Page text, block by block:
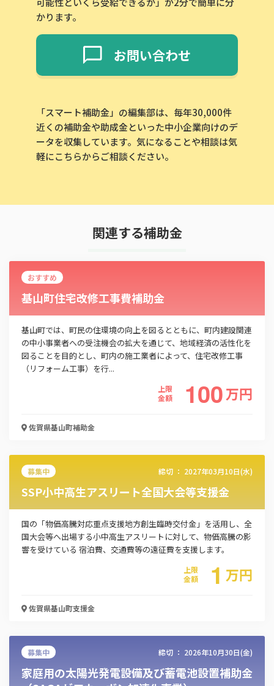
かります。
お問い合わせ
「スマート補助金」の編集部は、毎年30,000件
近くの補助金や助成金といった中小企業向けのデ
ータを収集しています。気になることや相談は気
軽にこちらからご相談ください。
関連する補助金
おすすめ
基山町住宅改修工事費補助金
基山町では、町民の住環境の向上を図るとともに、町内建設関連
の中小事業者への受注機会の拡大を通じて、地域経済の活性化を
図ることを目的とし、町内の施工業者によって、住宅改修工事
（リフォーム工事）を行...
上限
金額
100万円
佐賀県基山町補助金
募集中 締切 ： 2027年03月10日(水)
SSP小中高生アスリート全国大会等支援金
国の「物価高騰対応重点支援地方創生臨時交付金」を活用し、全
国大会等へ出場する小中高生アスリートに対して、物価高騰の影
響を受けている 宿泊費、交通費等の遠征費を支援します。
上限
金額
1 万円
佐賀県基山町支援金
募集中 締切 ： 2026年10月30日(金)
家庭用の太陽光発電設備及び蓄電池設置補助金